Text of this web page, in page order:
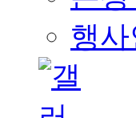
행사